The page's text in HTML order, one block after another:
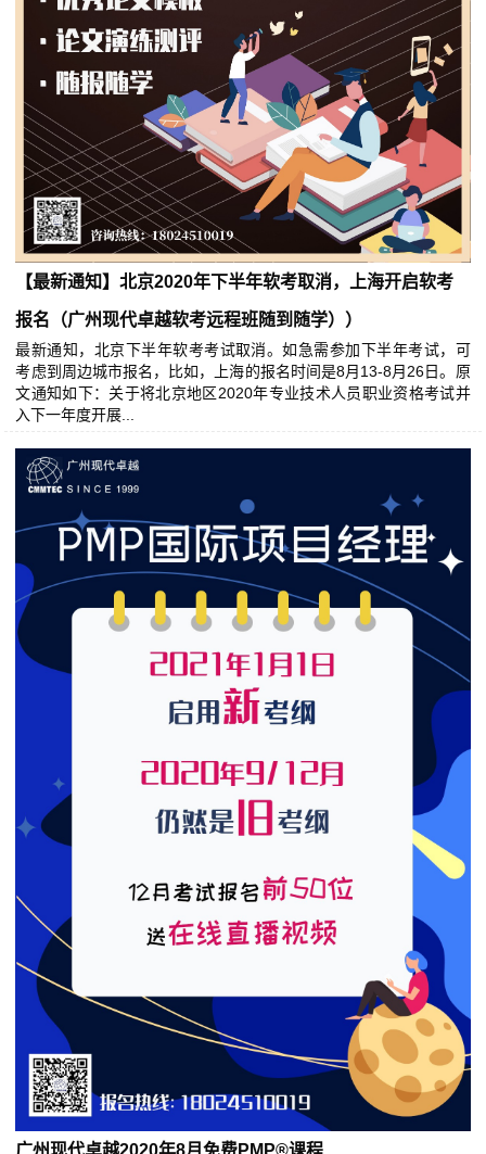
【最新通知】北京2020年下半年软考取消，上海开启软考
报名（广州现代卓越软考远程班随到随学））
最新通知，北京下半年软考考试取消。如急需参加下半年考试，可
考虑到周边城市报名，比如，上海的报名时间是8月13-8月26日。原
文通知如下：关于将北京地区2020年专业技术人员职业资格考试并
入下一年度开展...
广州现代卓越2020年8月免费PMP®课程